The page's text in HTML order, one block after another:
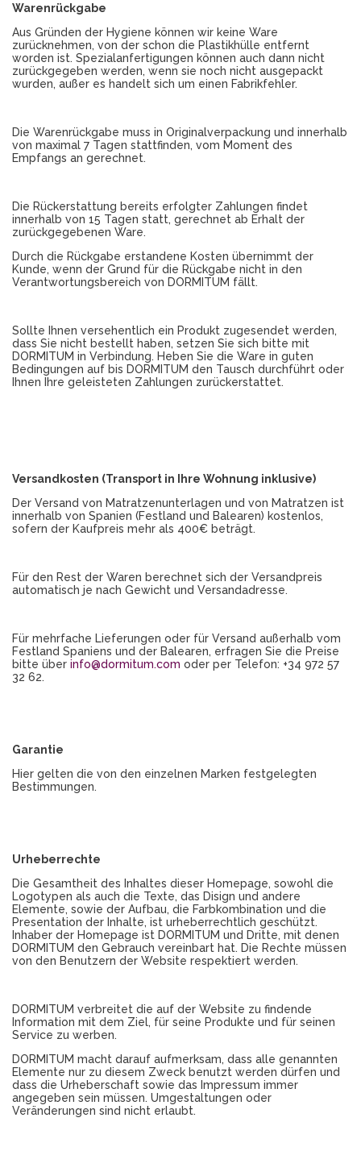
Warenrückgabe
Aus Gründen der Hygiene können wir keine Ware
zurücknehmen, von der schon die Plastikhülle entfernt
worden ist. Spezialanfertigungen können auch dann nicht
zurückgegeben werden, wenn sie noch nicht ausgepackt
wurden, außer es handelt sich um einen Fabrikfehler.
Die Warenrückgabe muss in Originalverpackung und innerhalb
von maximal 7 Tagen stattfinden, vom Moment des
Empfangs an gerechnet.
Die Rückerstattung bereits erfolgter Zahlungen findet
innerhalb von 15 Tagen statt, gerechnet ab Erhalt der
zurückgegebenen Ware.
Durch die Rückgabe erstandene Kosten übernimmt der
Kunde, wenn der Grund für die Rückgabe nicht in den
Verantwortungsbereich von DORMITUM fällt.
Sollte Ihnen versehentlich ein Produkt zugesendet werden,
dass Sie nicht bestellt haben, setzen Sie sich bitte mit
DORMITUM in Verbindung. Heben Sie die Ware in guten
Bedingungen auf bis DORMITUM den Tausch durchführt oder
Ihnen Ihre geleisteten Zahlungen zurückerstattet.
Versandkosten (Transport in Ihre Wohnung inklusive)
Der Versand von Matratzenunterlagen und von Matratzen ist
innerhalb von Spanien (Festland und Balearen) kostenlos,
sofern der Kaufpreis mehr als 400€ beträgt.
Für den Rest der Waren berechnet sich der Versandpreis
automatisch je nach Gewicht und Versandadresse.
Für mehrfache Lieferungen oder für Versand außerhalb vom
Festland Spaniens und der Balearen, erfragen Sie die Preise
bitte über info@dormitum.com oder per Telefon: +34 972 57
32 62.
Garantie
Hier gelten die von den einzelnen Marken festgelegten
Bestimmungen.
Urheberrechte
Die Gesamtheit des Inhaltes dieser Homepage, sowohl die
Logotypen als auch die Texte, das Disign und andere
Elemente, sowie der Aufbau, die Farbkombination und die
Presentation der Inhalte, ist urheberrechtlich geschützt.
Inhaber der Homepage ist DORMITUM und Dritte, mit denen
DORMITUM den Gebrauch vereinbart hat. Die Rechte müssen
von den Benutzern der Website respektiert werden.
DORMITUM verbreitet die auf der Website zu findende
Information mit dem Ziel, für seine Produkte und für seinen
Service zu werben.
DORMITUM macht darauf aufmerksam, dass alle genannten
Elemente nur zu diesem Zweck benutzt werden dürfen und
dass die Urheberschaft sowie das Impressum immer
angegeben sein müssen. Umgestaltungen oder
Veränderungen sind nicht erlaubt.